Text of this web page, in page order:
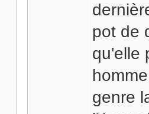
pot de
qu'elle
genre